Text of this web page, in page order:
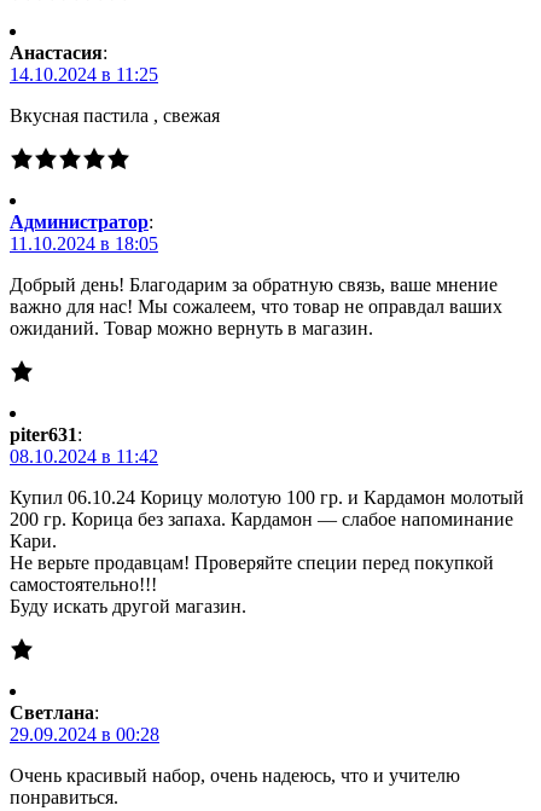
Анастасия:
14.10.2024 в 11:25
Вкусная пастила , свежая
Администратор:
11.10.2024 в 18:05
Добрый день! Благодарим за обратную связь, ваше мнение
важно для нас! Мы сожалеем, что товар не оправдал ваших
ожиданий. Товар можно вернуть в магазин.
piter631:
08.10.2024 в 11:42
Купил 06.10.24 Корицу молотую 100 гр. и Кардамон молотый
200 гр. Корица без запаха. Кардамон — слабое напоминание
Кари.
Не верьте продавцам! Проверяйте специи перед покупкой
самостоятельно!!!
Буду искать другой магазин.
Светлана:
29.09.2024 в 00:28
Очень красивый набор, очень надеюсь, что и учителю
понравиться.